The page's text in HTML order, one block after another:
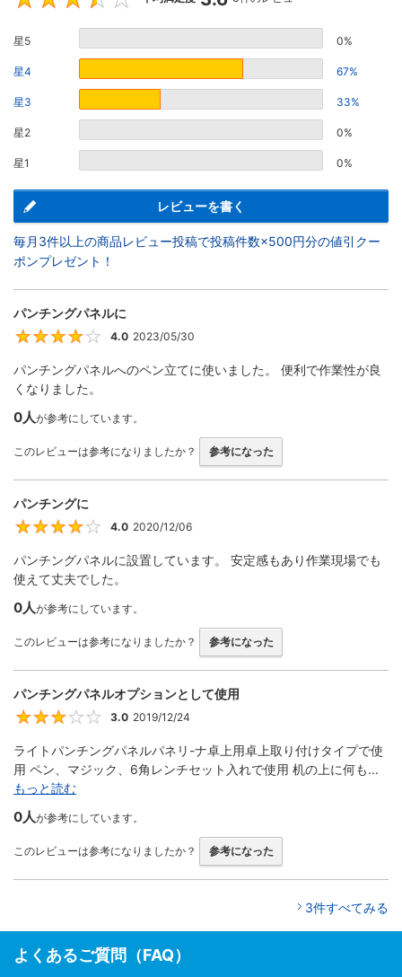
星5 0%
星4 67%
星3 33%
星2 0%
星1 0%
レビューを書く
毎月3件以上の商品レビュー投稿で投稿件数×500円分の値引クー
ポンプレゼント！
パンチングパネルに
4
4.0 2023/05/30
パンチングパネルへのペン立てに使いました。 便利で作業性が良
くなりました。
0人が参考にしています。
このレビューは参考になりましたか？ 参考になった
パンチングに
4
4.0 2020/12/06
パンチングパネルに設置しています。 安定感もあり作業現場でも
使えて丈夫でした。
0人が参考にしています。
このレビューは参考になりましたか？ 参考になった
パンチングパネルオプションとして使用
3.0 2019/12/24
ライトパンチングパネルパネリ-ナ卓上用卓上取り付けタイプで使
用 ペン、マジック、6角レンチセット入れで使用 机の上に何も...
もっと読む
0人が参考にしています。
このレビューは参考になりましたか？ 参考になった
3件すべてみる
よくあるご質問（FAQ）